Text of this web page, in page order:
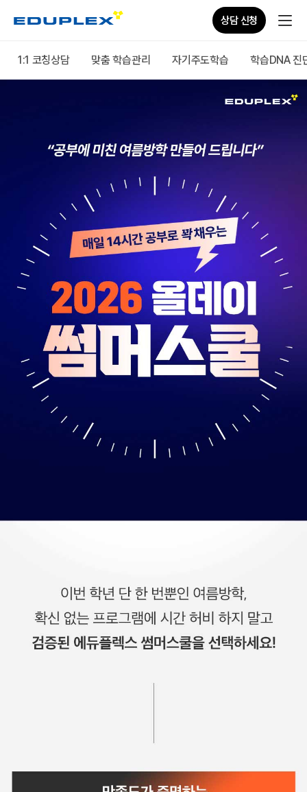
상담 신청
1:1 코칭상담 맞춤 학습관리 자기주도학습 학습DNA 진